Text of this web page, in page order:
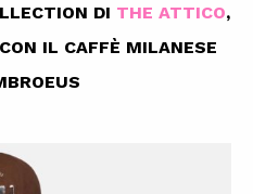
DI THE ATTICO,
IL CAFFÈ MILANESE